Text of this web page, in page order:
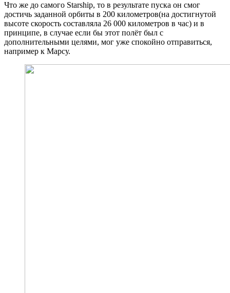
Что же до самого Starship, то в результате пуска он смог
достичь заданной орбиты в 200 километров(на достигнутой
высоте скорость составляла 26 000 километров в час) и в
принципе, в случае если бы этот полёт был с
дополнительными целями, мог уже спокойно отправиться,
например к Марсу.